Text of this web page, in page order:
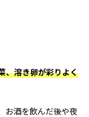
、溶き卵が彩りよく
お酒を飲んだ後や夜